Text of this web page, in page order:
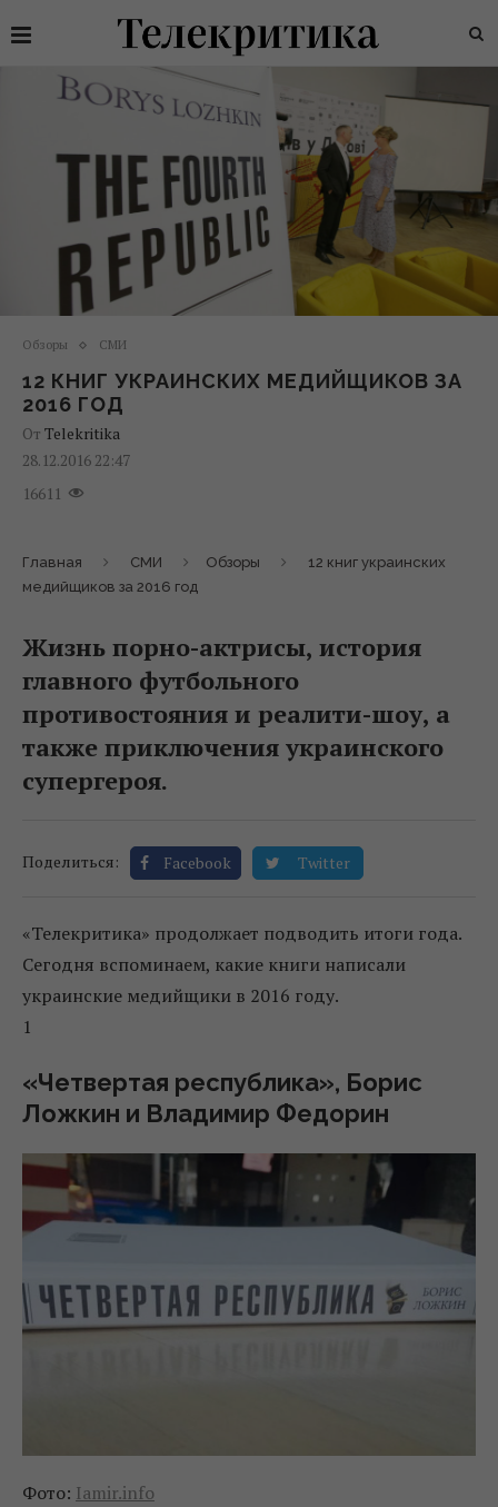
Обзоры СМИ
12 КНИГ УКРАИНСКИХ МЕДИЙЩИКОВ ЗА
2016 ГОД
От Telekritika
28.12.2016 22:47
16611
Главная СМИ Обзоры
12 книг украинских
медийщиков за 2016 год
Жизнь порно-актрисы, история
главного футбольного
противостояния и реалити-шоу, а
также приключения украинского
супергероя.
Поделиться: Facebook Twitter
«Телекритика» продолжает подводить итоги года.
Сегодня вспоминаем, какие книги написали
украинские медийщики в 2016 году.
1
«Четвертая республика», Борис
Ложкин и Владимир Федорин
Фото: Iamir.info